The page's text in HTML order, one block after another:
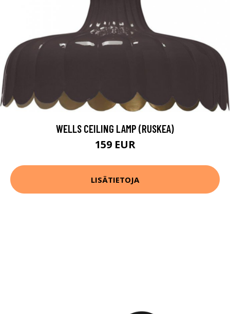
WELLS CEILING LAMP (RUSKEA)
159 EUR
LISÄTIETOJA